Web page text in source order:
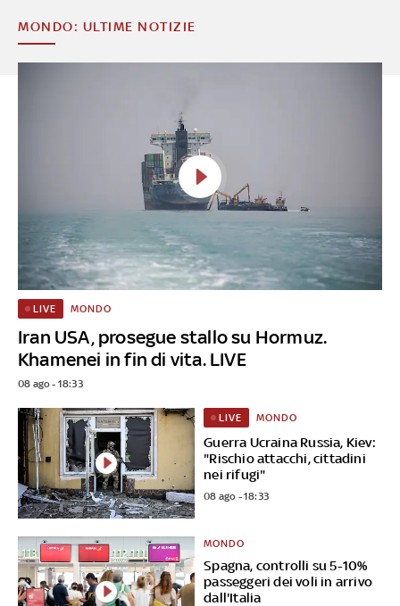
MONDO: ULTIME NOTIZIE
Iran USA, prosegue stallo su Hormuz.
Khamenei in fin di vita. LIVE
LIVE MONDO
08 ago - 18:33
Guerra Ucraina Russia, Kiev:
"Rischio attacchi, cittadini
nei rifugi"
LIVE MONDO
08 ago - 18:33
Spagna, controlli su 5-10%
passeggeri dei voli in arrivo
dall'Italia
MONDO